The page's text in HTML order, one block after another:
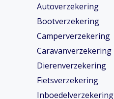
Autoverzekering
Bootverzekering
Camperverzekering
Caravanverzekering
Dierenverzekering
Fietsverzekering
Inboedelverzekering